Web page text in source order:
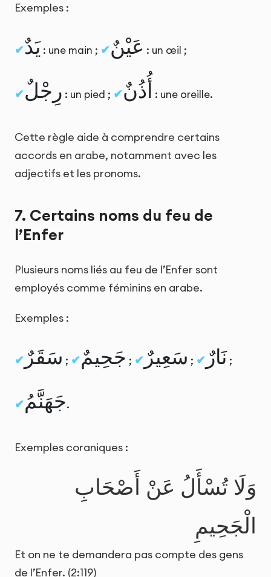
Exemples :
يَدٌ : une main ; عَيْنٌ : un œil ;
رِجْلٌ : un pied ; أُذُنٌ : une oreille.
Cette règle aide à comprendre certains
accords en arabe, notamment avec les
adjectifs et les pronoms.
7. Certains noms du feu de
l’Enfer
Plusieurs noms liés au feu de l’Enfer sont
employés comme féminins en arabe.
Exemples :
سَقَرٌ ; جَحِيمٌ ; سَعِيرٌ ; نَارٌ ;
جَهَنَّمُ.
Exemples coraniques :
وَلَا تُسْأَلُ عَنْ أَصْحَابِ
الْجَحِيمِ
Et on ne te demandera pas compte des gens
de l’Enfer. (2:119)